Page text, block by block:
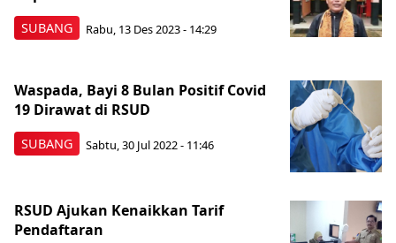
SUBANG Rabu, 13 Des 2023 - 14:29
SUBANG
Waspada, Bayi 8 Bulan Positif Covid
19 Dirawat di RSUD
Sabtu, 30 Jul 2022 - 11:46
RSUD Ajukan Kenaikkan Tarif
Pendaftaran